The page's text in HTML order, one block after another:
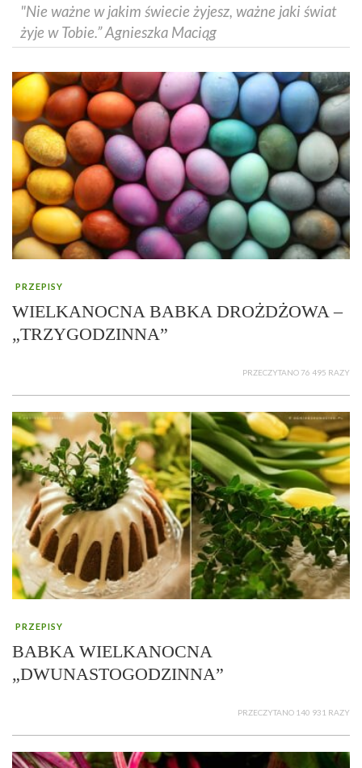
"Nie ważne w jakim świecie żyjesz, ważne jaki świat
żyje w Tobie.” Agnieszka Maciąg
PRZEPISY
WIELKANOCNA BABKA DROŻDŻOWA –
„TRZYGODZINNA”
PRZECZYTANO 76 495 RAZY
PRZEPISY
BABKA WIELKANOCNA
„DWUNASTOGODZINNA”
PRZECZYTANO 140 931 RAZY